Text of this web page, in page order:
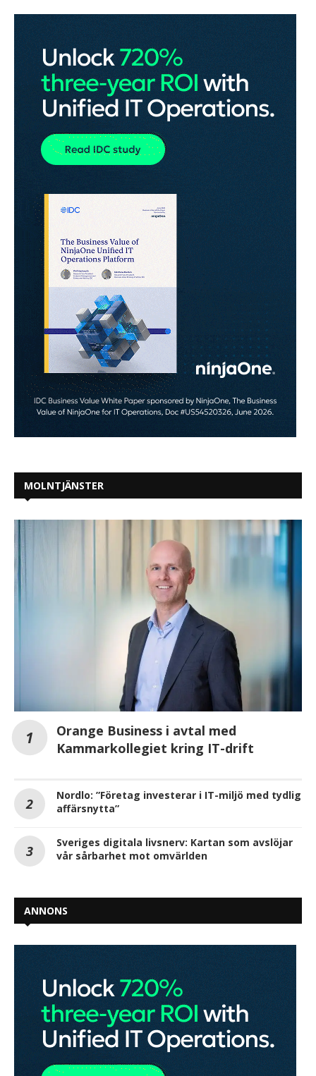
MOLNTJÄNSTER
Orange Business i avtal med
Kammarkollegiet kring IT-drift
Nordlo: ”Företag investerar i IT-miljö med tydlig
affärsnytta”
Sveriges digitala livsnerv: Kartan som avslöjar
vår sårbarhet mot omvärlden
ANNONS